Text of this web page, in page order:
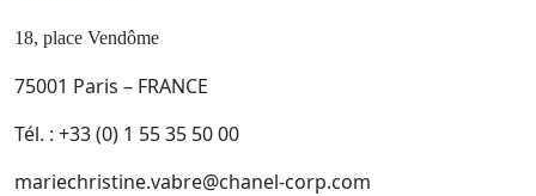
18, place Vendôme
75001 Paris – FRANCE
Tél. : +33 (0) 1 55 35 50 00
mariechristine.vabre@chanel-corp.com